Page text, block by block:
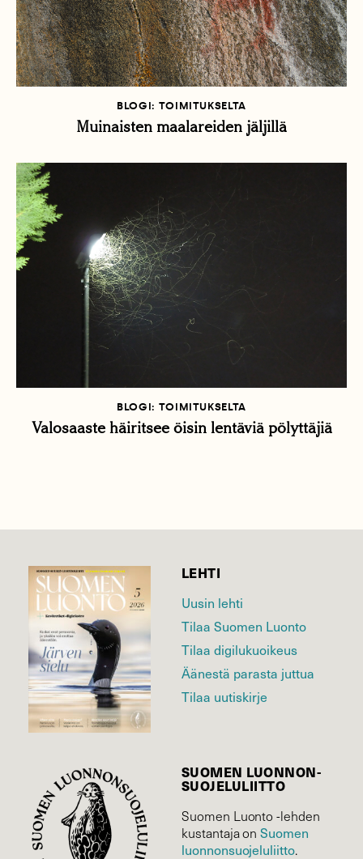
BLOGI: TOIMITUKSELTA
Muinaisten maalareiden jäljillä
BLOGI: TOIMITUKSELTA
Valosaaste häiritsee öisin lentäviä pölyttäjiä
LEHTI
Uusin lehti
Tilaa Suomen Luonto
Tilaa digilukuoikeus
Äänestä parasta juttua
Tilaa uutiskirje
SUOMEN LUONNON­
SUOJELU­LIITTO
Suomen Luonto -lehden
kustantaja onSuomen
luonnonsuojelu­liitto.